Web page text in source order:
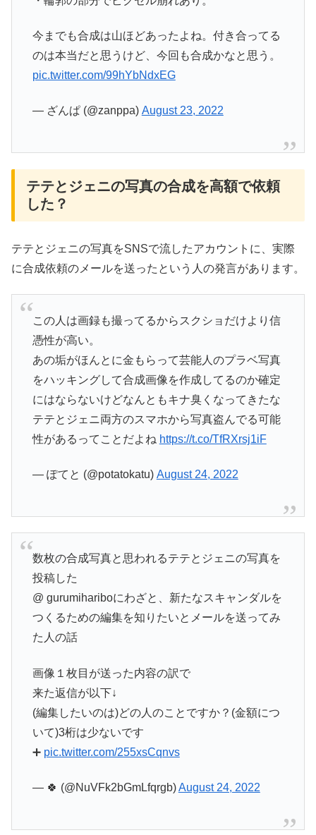
今までも合成は山ほどあったよね。付き合ってる
のは本当だと思うけど、今回も合成かなと思う。
pic.twitter.com/99hYbNdxEG
— ざんぱ (@zanppa) August 23, 2022
テテとジェニの写真の合成を高額で依頼
した？
テテとジェニの写真をSNSで流したアカウントに、実際
に合成依頼のメールを送ったという人の発言があります。
この人は画録も撮ってるからスクショだけより信
憑性が高い。
あの垢がほんとに金もらって芸能人のプラベ写真
をハッキングして合成画像を作成してるのか確定
にはならないけどなんともキナ臭くなってきたな
テテとジェニ両方のスマホから写真盗んでる可能
性があるってことだよね https://t.co/TfRXrsj1iF
— ぽてと (@potatokatu) August 24, 2022
数枚の合成写真と思われるテテとジェニの写真を
投稿した
@ gurumihariboにわざと、新たなスキャンダルを
つくるための編集を知りたいとメールを送ってみ
た人の話
画像１枚目が送った内容の訳で
来た返信が以下↓
(編集したいのは)どの人のことですか？(金額につ
いて)3桁は少ないです
➕ pic.twitter.com/255xsCqnvs
— 🍀 (@NuVFk2bGmLfqrgb)August 24, 2022